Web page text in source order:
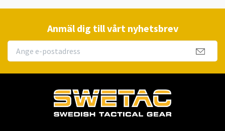
Anmäl dig till vårt nyhetsbrev